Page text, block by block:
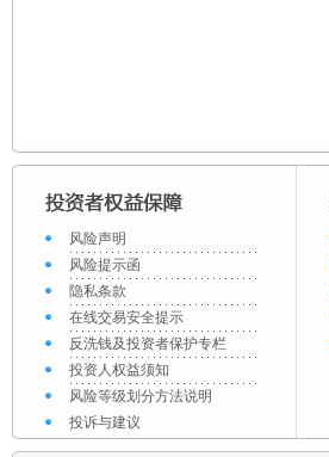
风险声明
风险提示函
隐私条款
在线交易安全提示
反洗钱及投资者保护专栏
投资人权益须知
风险等级划分方法说明
投诉与建议